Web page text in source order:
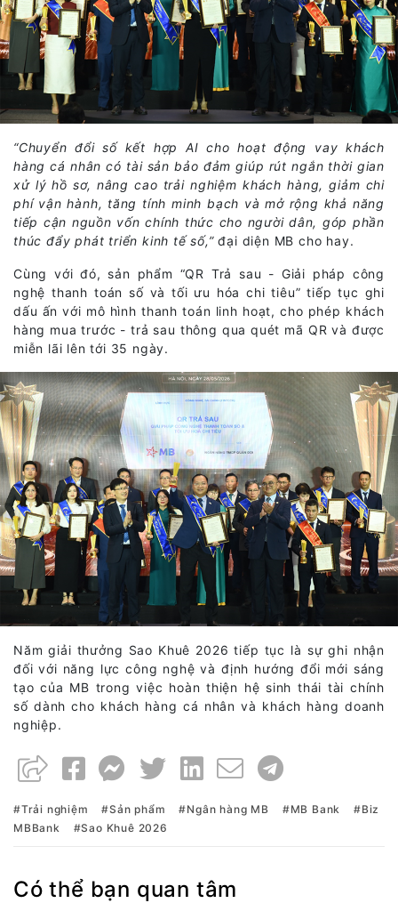
“Chuyển đổi số kết hợp AI cho hoạt động vay khách
hàng cá nhân có tài sản bảo đảm giúp rút ngắn thời gian
xử lý hồ sơ, nâng cao trải nghiệm khách hàng, giảm chi
phí vận hành, tăng tính minh bạch và mở rộng khả năng
tiếp cận nguồn vốn chính thức cho người dân, góp phần
thúc đẩy phát triển kinh tế số,”đại diện MB cho hay.
Cùng với đó, sản phẩm “QR Trả sau - Giải pháp công
nghệ thanh toán số và tối ưu hóa chi tiêu” tiếp tục ghi
dấu ấn với mô hình thanh toán linh hoạt, cho phép khách
hàng mua trước - trả sau thông qua quét mã QR và được
miễn lãi lên tới 35 ngày.
Năm giải thưởng Sao Khuê 2026 tiếp tục là sự ghi nhận
đối với năng lực công nghệ và định hướng đổi mới sáng
tạo của MB trong việc hoàn thiện hệ sinh thái tài chính
số dành cho khách hàng cá nhân và khách hàng doanh
nghiệp.
Trải nghiệm Sản phẩm Ngân hàng MB MB Bank
Biz
MBBank
Sao Khuê 2026
Có thể bạn quan tâm